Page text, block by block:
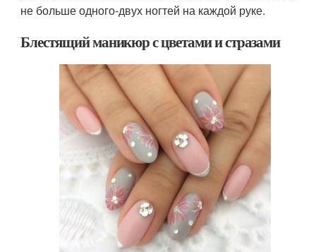
не больше одного-двух ногтей на каждой руке.
Блестящий маникюр с цветами и стразами